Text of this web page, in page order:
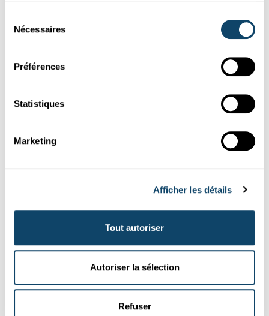
Nécessaires
Préférences
Statistiques
Marketing
Afficher les détails
Tout autoriser
Autoriser la sélection
Refuser
gratuitement disponible dans les app